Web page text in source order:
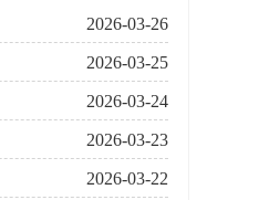
2026-03-26
2026-03-25
2026-03-24
2026-03-23
2026-03-22